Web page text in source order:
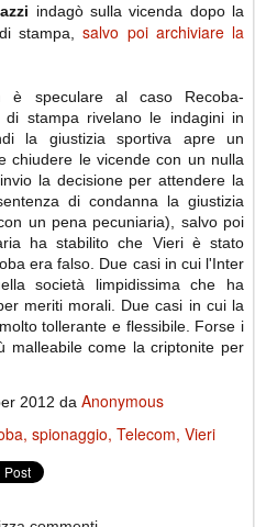
indagò sulla vicenda dopo la
stampa,salvo poi archiviare la
è speculare al caso Recoba-
di stampa rivelano le indagini in
la giustizia sportiva apre un
chiudere le vicende con un nulla
la decisione per attendere la
di condanna la giustizia
un pena pecuniaria), salvo poi
ha stabilito che Vieri è stato
era falso. Due casi in cui l'Inter
società limpidissima che ha
meriti morali. Due casi in cui la
tollerante e flessibile. Forse i
malleabile come la criptonite per
2012 da Anonymous
spionaggio Telecom Vieri